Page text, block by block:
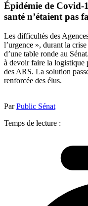
Épidémie de Covid-
santé n’étaient pas
Les difficultés des
l’urgence », durant la
d’une table ronde au
à devoir faire la logistique
des ARS. La solution
renforcée des élus.
ParPublic Sénat
Temps de lecture :